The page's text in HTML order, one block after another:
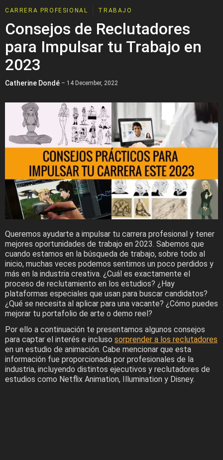
CARRERA PROFESIONAL TRABAJO
Consejos de Reclutadores
para Impulsar tu Trabajo en
2023
Catherine Dondé – 14 December, 2022
Queremos ayudarte a impulsar tu carrera profesional y tener
mejores oportunidades de trabajo en 2023. Sabemos que
cuando estamos en la búsqueda de trabajo, sobre todo al
inicio, muchas veces podemos sentirnos un poco perdidos y
más en la industria creativa. ¿Cuál es exactamente el
proceso de reclutamiento en los estudios? ¿Hay
plataformas especiales que usan para buscar candidatos?
¿Qué se necesita al aplicar para una vacante? ¿Cómo puedes
mejorar tu portafolio de arte o demo reel?
Por ello a continuación te presentamos algunos consejos
para captar el interés e incluso sorprender a los reclutadores
en un estudio de animación. Cabe mencionar que esta
información fue proporcionada por profesionales de la
industria, incluyendo distintos ejecutivos y reclutadores de
estudios como Netflix Animation, Illumination y Disney.